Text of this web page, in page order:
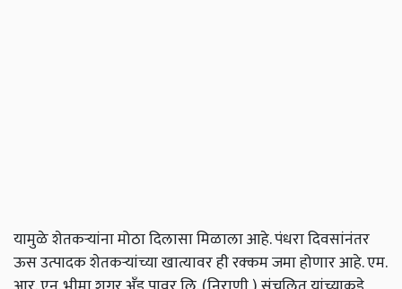
यामुळे शेतकऱ्यांना मोठा दिलासा मिळाला आहे. पंधरा दिवसांनंतर
ऊस उत्पादक शेतकऱ्यांच्या खात्यावर ही रक्कम जमा होणार आहे. एम.